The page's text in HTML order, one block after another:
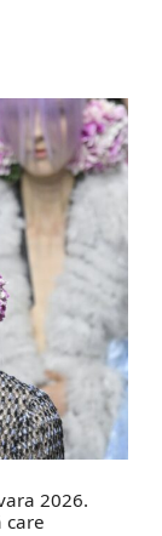
2026.
care